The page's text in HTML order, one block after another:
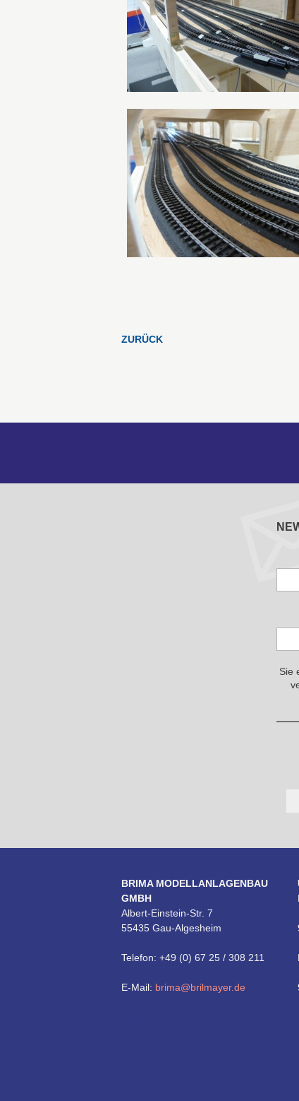
ZURÜCK
Sie
BRIMA MODELLANLAGENBAU
GMBH
Albert-Einstein-Str. 7
55435 Gau-Algesheim
Telefon: +49 (0) 67 25 / 308 211
E-Mail: brima@brilmayer.de